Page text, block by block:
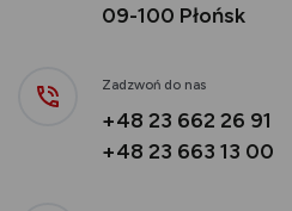
09-100 Płońsk
Zadzwoń do nas
+48 23 662 26 91
+48 23 663 13 00